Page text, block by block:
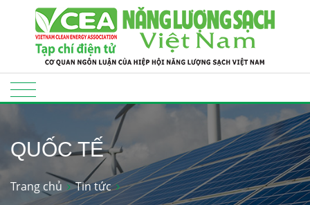
QUỐC TẾ
Trang chủ Tin tức